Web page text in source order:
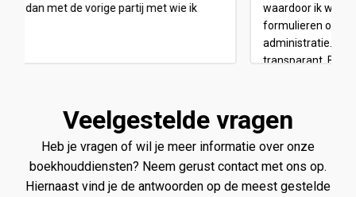
waardoor ik weinig tijd kwijt ben aan het invullen van
formulieren of het afhandelen van omslachtige
efficiënte en professionele boekhoudservice.
Veelgestelde vragen
Heb je vragen of wil je meer informatie over onze
boekhouddiensten? Neem gerust contact met ons op.
Hiernaast vind je de antwoorden op de meest gestelde